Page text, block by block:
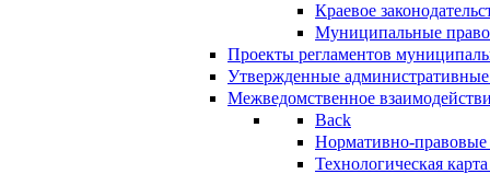
Краевое
Муниципальные
Проекты регламентов
Утвержденные
Межведомственное
Back
Нормативно-правовые
Технологическая